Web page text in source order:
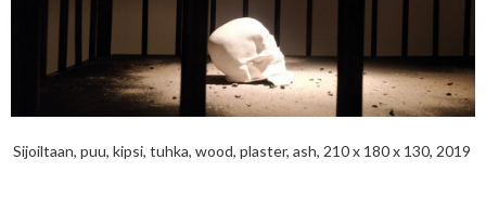
Sijoiltaan, puu, kipsi, tuhka, wood, plaster, ash, 210 x 180 x 130, 2019